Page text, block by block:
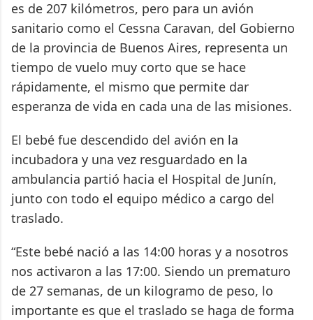
es de 207 kilómetros, pero para un avión
sanitario como el Cessna Caravan, del Gobierno
de la provincia de Buenos Aires, representa un
tiempo de vuelo muy corto que se hace
rápidamente, el mismo que permite dar
esperanza de vida en cada una de las misiones.
El bebé fue descendido del avión en la
incubadora y una vez resguardado en la
ambulancia partió hacia el Hospital de Junín,
junto con todo el equipo médico a cargo del
traslado.
“Este bebé nació a las 14:00 horas y a nosotros
nos activaron a las 17:00. Siendo un prematuro
de 27 semanas, de un kilogramo de peso, lo
importante es que el traslado se haga de forma